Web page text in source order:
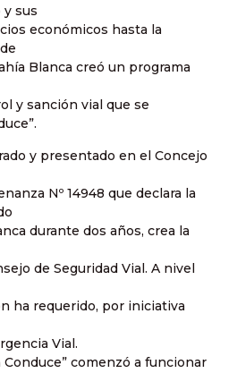
sus
económicos hasta la
Blanca creó un programa
y sanción vial que se
y presentado en el Concejo
Nº 14948 que declara la
durante dos años, crea la
de Seguridad Vial. A nivel
ha requerido, por iniciativa
Vial.
Conduce” comenzó a funcionar